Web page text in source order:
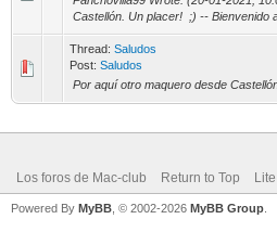
Castellón. Un placer! ;) -- Bienvenido
Thread: Saludos
Post: Saludos
Por aquí otro maquero desde
Los foros de Mac-club Return to Top
Powered By MyBB , © 2002-2026 MyBB Group